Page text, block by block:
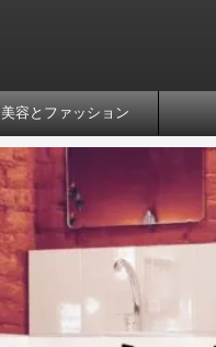
美容とファッション